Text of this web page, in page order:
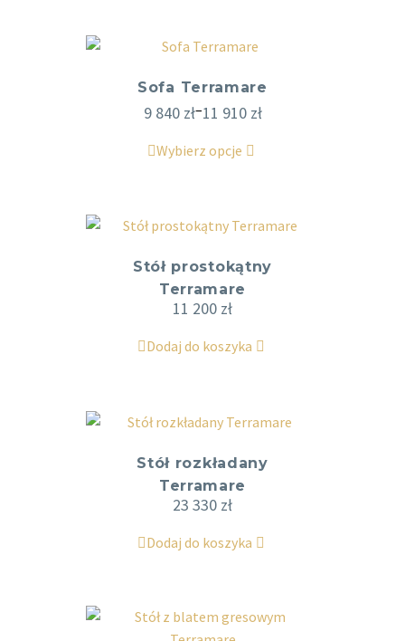
Sofa Terramare
9 840 zł–11 910 zł
Wybierz opcje
Stół prostokątny
Terramare
11 200 zł
Dodaj do koszyka
Stół rozkładany
Terramare
23 330 zł
Dodaj do koszyka